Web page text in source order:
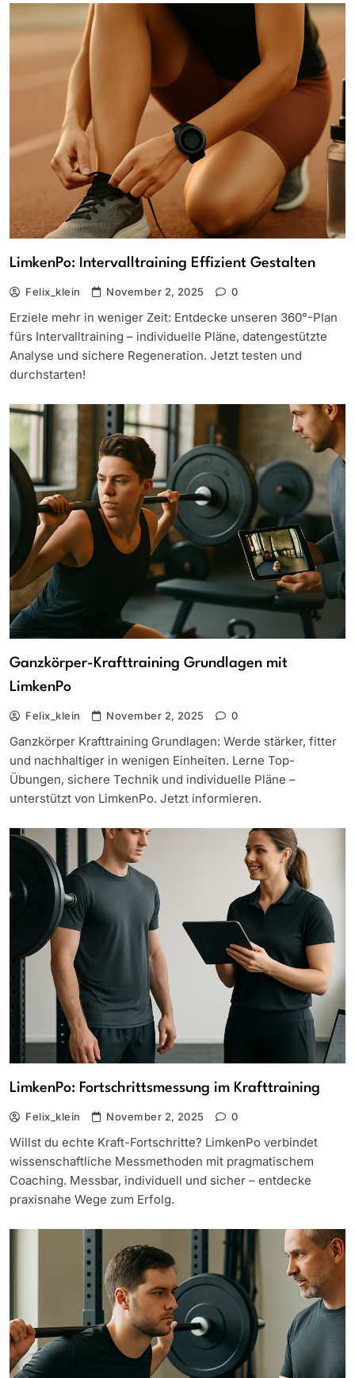
LimkenPo: Intervalltraining Effizient Gestalten
Felix_klein November 2, 2025 0
Erziele mehr in weniger Zeit: Entdecke unseren 360°-Plan
fürs Intervalltraining – individuelle Pläne, datengestützte
Analyse und sichere Regeneration. Jetzt testen und
durchstarten!
Ganzkörper-Krafttraining Grundlagen mit
LimkenPo
Felix_klein November 2, 2025 0
Ganzkörper Krafttraining Grundlagen: Werde stärker, fitter
und nachhaltiger in wenigen Einheiten. Lerne Top-
Übungen, sichere Technik und individuelle Pläne –
unterstützt von LimkenPo. Jetzt informieren.
LimkenPo: Fortschrittsmessung im Krafttraining
Felix_klein November 2, 2025 0
Willst du echte Kraft-Fortschritte? LimkenPo verbindet
wissenschaftliche Messmethoden mit pragmatischem
Coaching. Messbar, individuell und sicher – entdecke
praxisnahe Wege zum Erfolg.